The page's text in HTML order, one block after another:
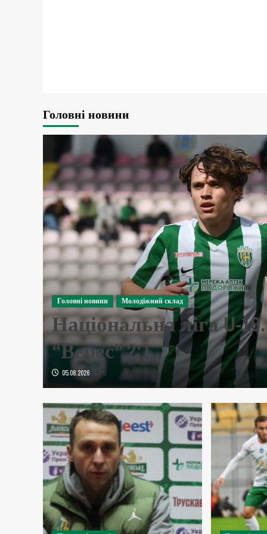
Головні новини
Головні новини Молодіжний склад
Національна ліга U-
“Верес” 2:1
05.08.2026 0